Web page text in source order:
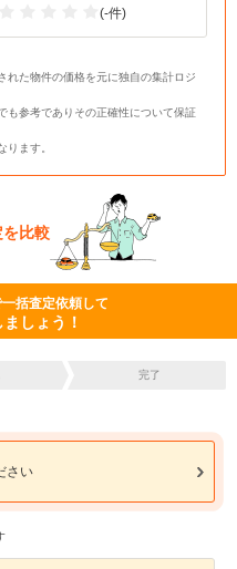
(-件)
た物件の価格を元に独自の集計ロジ
参考でありその正確性について保証
ます。
を比較
括査定依頼して
しょう！
完了
さい